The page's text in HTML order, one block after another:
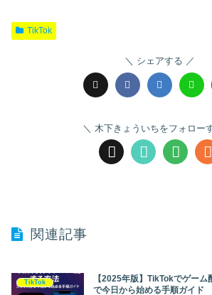
TikTok
シェアする
木下きょういちをフォロー
関連記事
TikTok
【2025年版】TikTokでゲー
で今日から始める手順ガイド